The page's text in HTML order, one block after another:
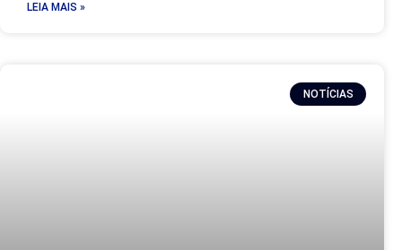
LEIA MAIS »
NOTÍCIAS